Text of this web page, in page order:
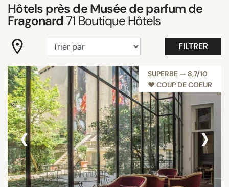
Hôtels près deMusée de parfum de
Fragonard 71 Boutique Hôtels
FILTRER
THÈME
"Coup de Coeur"
Belle vue
Branché
Budget Boutique Hotels Paris
Gastronomie
Maison&Objet
Romantique
Tout afficher
ÉQUIPEMENTS
SUPERBE — 8,7/10
♥︎ COUP DE COEUR
‹ ›